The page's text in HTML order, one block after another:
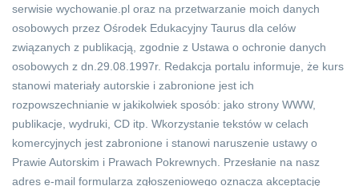
serwisie wychowanie.pl oraz na przetwarzanie moich danych
osobowych przez Ośrodek Edukacyjny Taurus dla celów
związanych z publikacją, zgodnie z Ustawa o ochronie danych
osobowych z dn.29.08.1997r. Redakcja portalu informuje, że kurs
stanowi materiały autorskie i zabronione jest ich
rozpowszechnianie w jakikolwiek sposób: jako strony WWW,
publikacje, wydruki, CD itp. Wkorzystanie tekstów w celach
komercyjnych jest zabronione i stanowi naruszenie ustawy o
Prawie Autorskim i Prawach Pokrewnych. Przesłanie na nasz
adres e-mail formularza zgłoszeniowego oznacza akceptację